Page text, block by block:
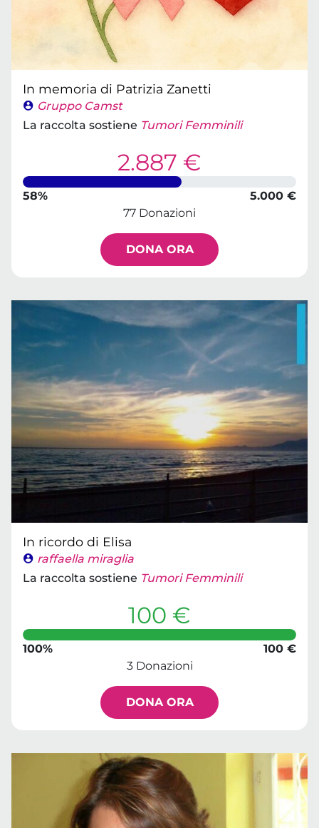
In memoria di Patrizia Zanetti
Gruppo Camst
La raccolta sostiene Tumori Femminili
2.887 €
58%
5.000 €
77 Donazioni
DONA ORA
In ricordo di Elisa
raffaella miraglia
La raccolta sostiene Tumori Femminili
100 €
100%
100 €
3 Donazioni
DONA ORA